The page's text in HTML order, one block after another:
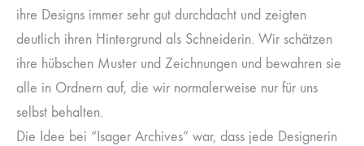
ihre Designs immer sehr gut durchdacht und zeigten
deutlich ihren Hintergrund als Schneiderin. Wir schätzen
ihre hübschen Muster und Zeichnungen und bewahren sie
alle in Ordnern auf, die wir normalerweise nur für uns
selbst behalten.
Die Idee bei “Isager Archives” war, dass jede Designerin